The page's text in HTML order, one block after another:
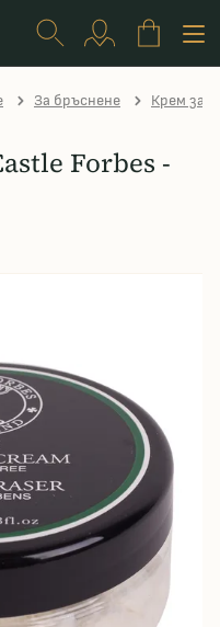
За бръснене Крем за
Forbes -